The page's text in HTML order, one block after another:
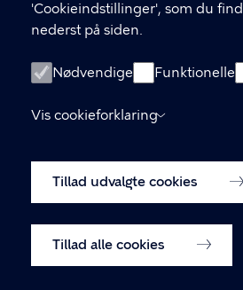
'Cookieindstillinger', som du
nederst på siden.
Nødvendige Funktionelle
Vis cookieforklaring
Tillad udvalgte cookies
Tillad alle cookies
LINKS
Om os
Tilmeld dig vores
Cookiepolitik
Cookieindstillinger